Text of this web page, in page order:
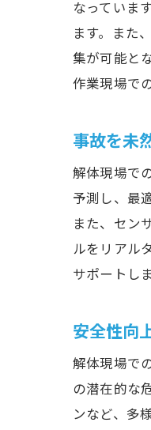
なっていま
ます。また
集が可能と
作業現場で
事故を未
解体現場で
予測し、最
また、セン
ルをリアル
サポートし
安全性向
解体現場で
の潜在的な
ンなど、多